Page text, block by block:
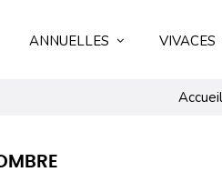
ANNUELLES VIVACES
Accueil